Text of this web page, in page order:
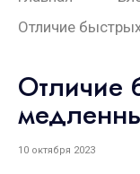
Отличие
Отличие
10 октября 2023